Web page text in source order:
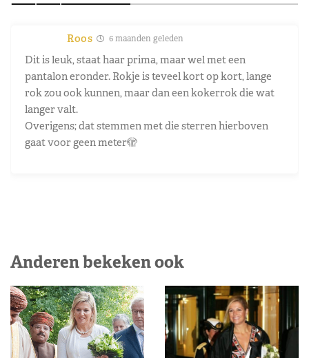
Roos 6 maanden geleden
Dit is leuk, staat haar prima, maar wel met een
pantalon eronder. Rokje is teveel kort op kort, lange
rok zou ook kunnen, maar dan een kokerrok die wat
langer valt.
Overigens; dat stemmen met die sterren hierboven
gaat voor geen meter🫣
Anderen bekeken ook